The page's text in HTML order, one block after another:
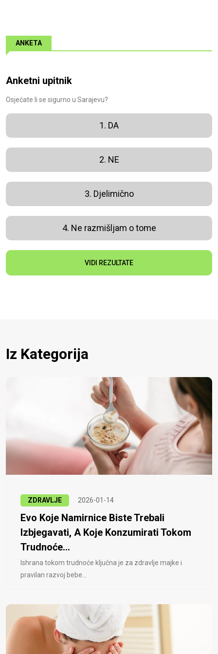
ANKETA
Anketni upitnik
Osjećate li se sigurno u Sarajevu?
1. DA
2. NE
3. Djelimično
4. Ne razmišljam o tome
VIDI REZULTATE
Iz Kategorija
ZDRAVLJE 2026-01-14
Evo Koje Namirnice Biste Trebali
Izbjegavati, A Koje Konzumirati Tokom
Trudnoće...
Ishrana tokom trudnoće ključna je za zdravlje majke i
pravilan razvoj bebe...